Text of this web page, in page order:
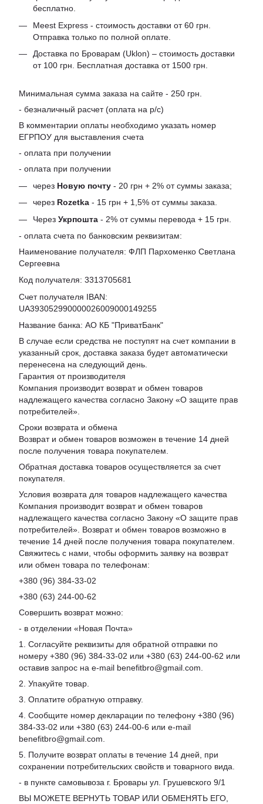
бесплатно.
Meest Express - стоимость доставки от 60 грн.
Отправка только по полной оплате.
Доставка по Броварам (Uklon) – стоимость доставки
от 100 грн. Бесплатная доставка от 1500 грн.
Минимальная сумма заказа на сайте - 250 грн.
- безналичный расчет (оплата на р/с)
В комментарии оплаты необходимо указать номер
ЕГРПОУ для выставления счета
- оплата при получении
- оплата при получении
через Новую почту - 20 грн + 2% от суммы заказа;
через Rozetka - 15 грн + 1,5% от суммы заказа.
Через Укрпошта - 2% от суммы перевода + 15 грн.
- оплата счета по банковским реквизитам:
Наименование получателя: ФЛП Пархоменко Светлана
Сергеевна
Код получателя: 3313705681
Счет получателя IBAN:
UA393052990000026009000149255
Название банка: АО КБ "ПриватБанк"
В случае если средства не поступят на счет компании в
указанный срок, доставка заказа будет автоматически
перенесена на следующий день.
Гарантия от производителя
Компания производит возврат и обмен товаров
надлежащего качества согласно Закону «О защите прав
потребителей».
Сроки возврата и обмена
Возврат и обмен товаров возможен в течение 14 дней
после получения товара покупателем.
Обратная доставка товаров осуществляется за счет
покупателя.
Условия возврата для товаров надлежащего качества
Компания производит возврат и обмен товаров
надлежащего качества согласно Закону «О защите прав
потребителей». Возврат и обмен товаров возможно в
течение 14 дней после получения товара покупателем.
Свяжитесь с нами, чтобы оформить заявку на возврат
или обмен товара по телефонам:
+380 (96) 384-33-02
+380 (63) 244-00-62
Совершить возврат можно:
- в отделении «Новая Почта»
1. Согласуйте реквизиты для обратной отправки по
номеру +380 (96) 384-33-02 или +380 (63) 244-00-62 или
оставив запрос на e-mail benefitbro@gmail.com.
2. Упакуйте товар.
3. Оплатите обратную отправку.
4. Сообщите номер декларации по телефону +380 (96)
384-33-02 или +380 (63) 244-00-6 или e-mail
benefitbro@gmail.com.
5. Получите возврат оплаты в течение 14 дней, при
сохранении потребительских свойств и товарного вида.
- в пункте самовывоза г. Бровары ул. Грушевского 9/1
ВЫ МОЖЕТЕ ВЕРНУТЬ ТОВАР ИЛИ ОБМЕНЯТЬ ЕГО,